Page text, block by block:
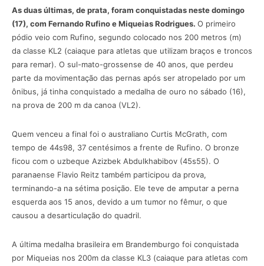
As duas últimas, de prata, foram conquistadas neste domingo
(17), com Fernando Rufino e Miqueias Rodrigues. O primeiro
pódio veio com Rufino, segundo colocado nos 200 metros (m)
da classe KL2 (caiaque para atletas que utilizam braços e troncos
para remar). O sul-mato-grossense de 40 anos, que perdeu
parte da movimentação das pernas após ser atropelado por um
ônibus, já tinha conquistado a medalha de ouro no sábado (16),
na prova de 200 m da canoa (VL2).
Quem venceu a final foi o australiano Curtis McGrath, com
tempo de 44s98, 37 centésimos a frente de Rufino. O bronze
ficou com o uzbeque Azizbek Abdulkhabibov (45s55). O
paranaense Flavio Reitz também participou da prova,
terminando-a na sétima posição. Ele teve de amputar a perna
esquerda aos 15 anos, devido a um tumor no fêmur, o que
causou a desarticulação do quadril.
A última medalha brasileira em Brandemburgo foi conquistada
por Miqueias nos 200m da classe KL3 (caiaque para atletas com